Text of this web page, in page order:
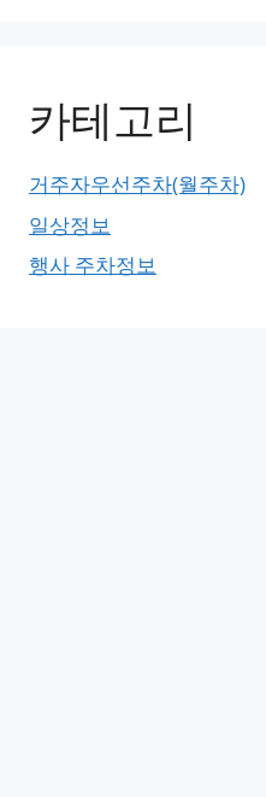
카테고리
거주자우선주차(월주차)
일상정보
행사 주차정보